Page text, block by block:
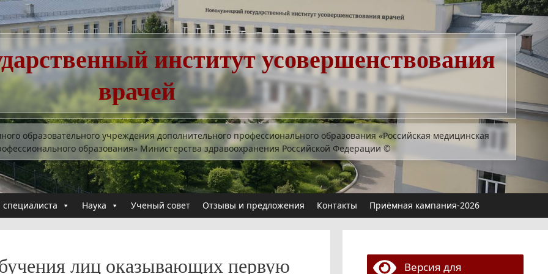
институт усовершенствования
врачей
образовательного учреждения дополнительного профессионального образования «Российская медицинская
образования» Министерства здравоохранения Российской Федерации©
Наука Ученый совет Отзывы и предложения Контакты Приёмная кампания-2026
лиц оказывающих первую
Версия для